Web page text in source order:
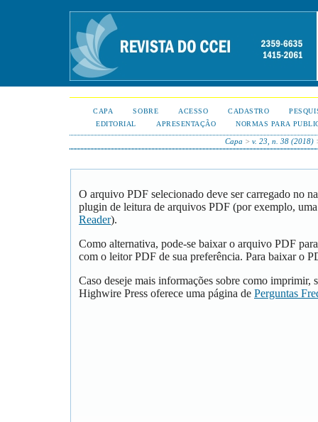
CAPA SOBRE ACESSO CADASTRO
EDITORIAL
APRESENTAÇÃO NORMAS PARA
Capa > v. 23, n. 38 (2018)
O arquivo PDF selecionado deve ser carregado no
plugin de leitura de arquivos PDF (por exemplo,
Reader).
Como alternativa, pode-se baixar o arquivo PDF
com o leitor PDF de sua preferência. Para baixar o
Caso deseje mais informações sobre como imprimir,
Highwire Press oferece uma página de Perguntas